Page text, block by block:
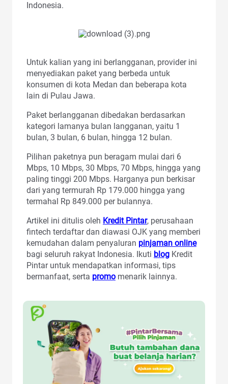
Indonesia.
Untuk kalian yang ini berlangganan, provider ini
menyediakan paket yang berbeda untuk
konsumen di kota Medan dan beberapa kota
lain di Pulau Jawa.
Paket berlangganan dibedakan berdasarkan
kategori lamanya bulan langganan, yaitu 1
bulan, 3 bulan, 6 bulan, hingga 12 bulan.
Pilihan paketnya pun beragam mulai dari 6
Mbps, 10 Mbps, 30 Mbps, 70 Mbps, hingga yang
paling tinggi 200 Mbps. Harganya pun berkisar
dari yang termurah Rp 179.000 hingga yang
termahal Rp 849.000 per bulannya.
Artikel ini ditulis oleh Kredit Pintar, perusahaan
fintech terdaftar dan diawasi OJK yang memberi
kemudahan dalam penyaluran pinjaman online
bagi seluruh rakyat Indonesia. Ikuti blog Kredit
Pintar untuk mendapatkan informasi, tips
bermanfaat, serta promo menarik lainnya.